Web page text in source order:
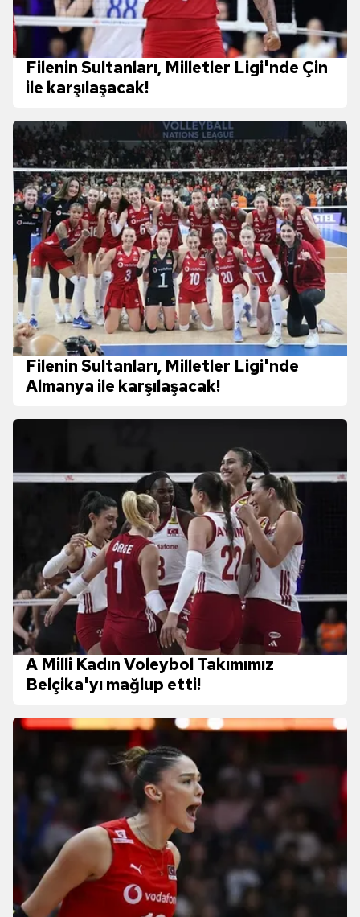
Filenin Sultanları, Milletler Ligi'nde Çin
ile karşılaşacak!
Filenin Sultanları, Milletler Ligi'nde
Almanya ile karşılaşacak!
A Milli Kadın Voleybol Takımımız
Belçika'yı mağlup etti!